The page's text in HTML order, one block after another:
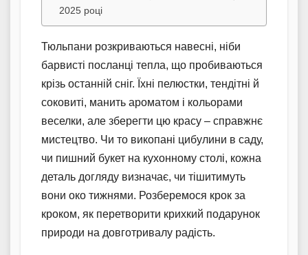
2025 році
Тюльпани розкриваються навесні, ніби
барвисті посланці тепла, що пробиваються
крізь останній сніг. Їхні пелюстки, тендітні й
соковиті, манить ароматом і кольорами
веселки, але зберегти цю красу – справжнє
мистецтво. Чи то викопані цибулини в саду,
чи пишний букет на кухонному столі, кожна
деталь догляду визначає, чи тішитимуть
вони око тижнями. Розберемося крок за
кроком, як перетворити крихкий подарунок
природи на довготривалу радість.